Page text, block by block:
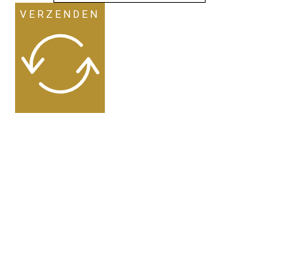
VERZENDEN